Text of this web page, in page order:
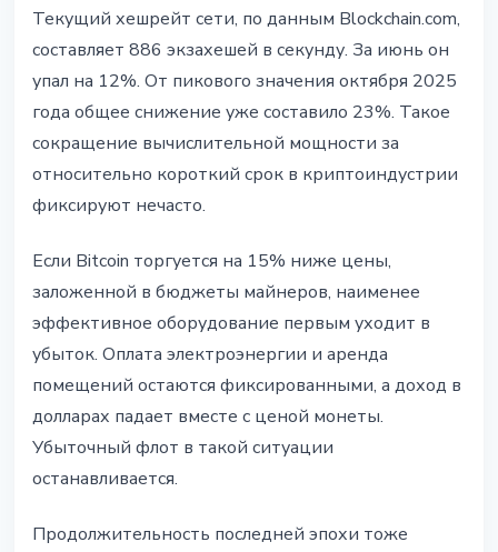
Текущий хешрейт сети, по данным Blockchain.com,
составляет 886 экзахешей в секунду. За июнь он
упал на 12%. От пикового значения октября 2025
года общее снижение уже составило 23%. Такое
сокращение вычислительной мощности за
относительно короткий срок в криптоиндустрии
фиксируют нечасто.
Если Bitcoin торгуется на 15% ниже цены,
заложенной в бюджеты майнеров, наименее
эффективное оборудование первым уходит в
убыток. Оплата электроэнергии и аренда
помещений остаются фиксированными, а доход в
долларах падает вместе с ценой монеты.
Убыточный флот в такой ситуации
останавливается.
Продолжительность последней эпохи тоже